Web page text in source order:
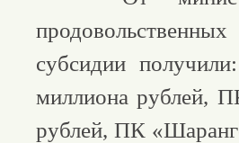
субсидии
миллиона рублей,
рублей, ПК